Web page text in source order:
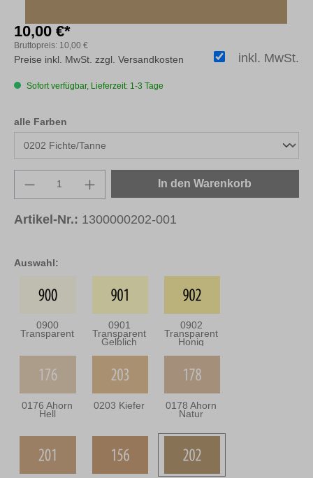
Auswahl:
0900
Transparent
0901
Transparent
Gelblich
0902
Transparent
Honig
0176 Ahorn
Hell
0203 Kiefer 0178 Ahorn
Natur
10,00 €*
Bruttopreis: 10,00 €
inkl. MwSt.
Preise inkl. MwSt. zzgl. Versandkosten
Sofort verfügbar, Lieferzeit: 1-3 Tage
alle Farben
Produkt Anzahl: Gib den gewünschten
In den Warenkorb
Artikel-Nr.: 1300000202-001